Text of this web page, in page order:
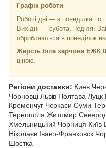
Графік роботи
Робочі дні — з понеділка по
Вихідні — субота, неділя.
обробляються в понеділок
Жерсть біла харчова ЕЖК
ціною.
Регіони доставки: Киев
Чорновці Львів Полтава Луцк
Кременчуг Черкаси Суми
Тернополя Житомир
Хмельницький Чорниця Київ
Ніколаєв Івано-Франковск
Шостка